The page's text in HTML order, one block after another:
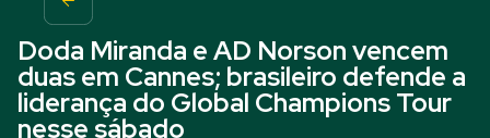
Doda Miranda e AD Norson vencem
duas em Cannes; brasileiro defende a
liderança do Global Champions Tour
nesse sábado